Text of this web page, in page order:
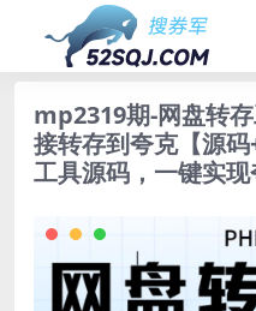
mp2319期-网盘转
接转存到夸克【源
工具源码，一键实